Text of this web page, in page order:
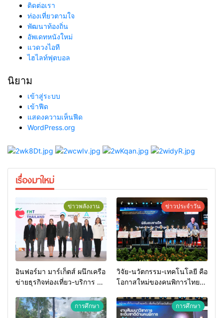
ติดต่อเรา
ท่องเที่ยวตามใจ
พัฒนาท้องถิ่น
อัพเดทหนังใหม่
แวดวงไอที
ไฮไลท์ฟุตบอล
นิยาม
เข้าสู่ระบบ
เข้าฟีด
แสดงความเห็นฟีด
WordPress.org
เรื่องมาใหม่
ข่าวพลังงาน
อินฟอร์มา มาร์เก็ตส์ ผนึกเครือ
ข่ายธุรกิจท่องเที่ยว-บริการ จัด
2026 เชื่อม 4 งานใหญ่ สร้าง
โอกาสธุรกิจครบวงจร ด้วย
ข่าวประจำวัน
วิจัย-นวัตกรรม-เทคโนโลยี คือ
โอกาสใหม่ของคนพิการไทย
ประเทศ
การศึกษา การศึกษา